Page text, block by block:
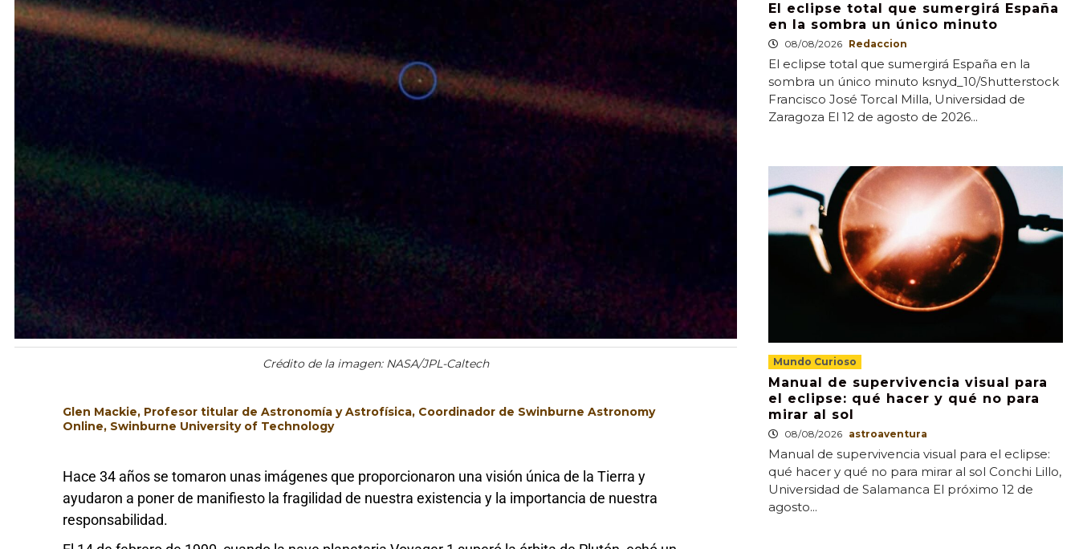
Crédito de la imagen: NASA/JPL-Caltech
Glen Mackie, Profesor titular de Astronomía y Astrofísica, Coordinador de Swinburne Astronomy
Online, Swinburne University of Technology
Hace 34 años se tomaron unas imágenes que proporcionaron una visión única de la Tierra y
ayudaron a poner de manifiesto la fragilidad de nuestra existencia y la importancia de nuestra
responsabilidad.
El eclipse total que sumergirá España
en la sombra un único minuto
08/08/2026 Redaccion
El eclipse total que sumergirá España en la
sombra un único minuto ksnyd_10/Shutterstock
Francisco José Torcal Milla, Universidad de
Zaragoza El 12 de agosto de 2026...
Mundo Curioso
Manual de supervivencia visual para
el eclipse: qué hacer y qué no para
mirar al sol
08/08/2026 astroaventura
Manual de supervivencia visual para el eclipse:
qué hacer y qué no para mirar al sol Conchi Lillo,
Universidad de Salamanca El próximo 12 de
agosto...